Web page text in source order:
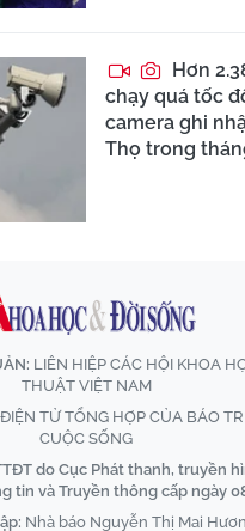
Hơn
chạy quá tốc
camera ghi
Thọ trong
LIÊN HIỆP CÁC HỘI KHOA
THUẬT VIỆT NAM
TỬ TỔNG HỢP CỦA BÁO
CUỘC SỐNG
do Cục Phát thanh, truyền
tin và Truyền thông cấp ngày
Nhà báo Nguyễn Thị Mai